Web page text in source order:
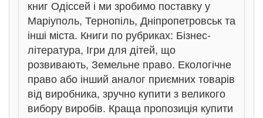
книг Одіссей і ми зробимо поставку у
Маріуполь, Тернопіль, Дніпропетровськ та
інші міста. Книги по рубриках: Бізнес-
література, Ігри для дітей, що
розвивають, Земельне право. Екологічне
право або інший аналог приємних товарів
від виробника, зручно купити з великого
вибору виробів. Краща пропозиція купити